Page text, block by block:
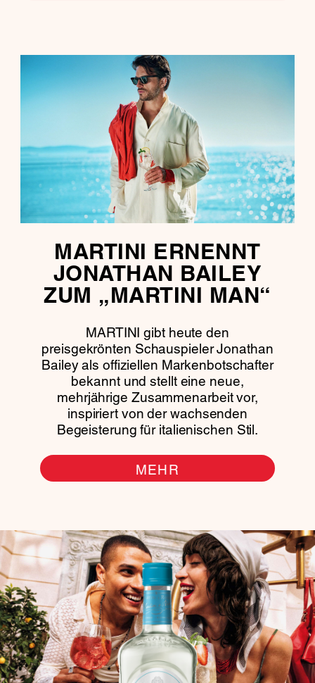
MARTINI ERNENNT
JONATHAN BAILEY
ZUM „MARTINI MAN“
MARTINI gibt heute den
preisgekrönten Schauspieler Jonathan
Bailey als offiziellen Markenbotschafter
bekannt und stellt eine neue,
mehrjährige Zusammenarbeit vor,
inspiriert von der wachsenden
Begeisterung für italienischen Stil.
MEHR